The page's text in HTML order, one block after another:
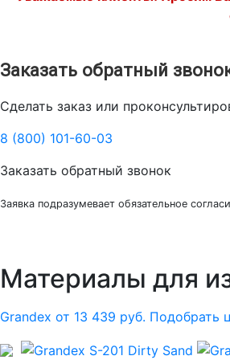
Заказать обратный
Сделать заказ или
8 (800) 101-60-03
Заказать обратный звонок
Заявка подразумевает обязательное
Материалы для
Grandex от 13 439 руб. Подобрать